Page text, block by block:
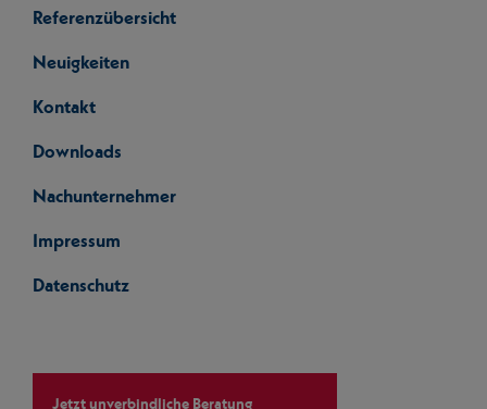
Referenzübersicht
Neuigkeiten
Kontakt
Downloads
Nachunternehmer
Impressum
Datenschutz
Jetzt unverbindliche Beratung